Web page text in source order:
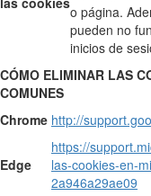
o página.
pueden no
inicios de
CÓMO ELIMINAR LAS
COMUNES
Chrome http://
Edge
https://
las-cookies-en-
2a946a29ae09